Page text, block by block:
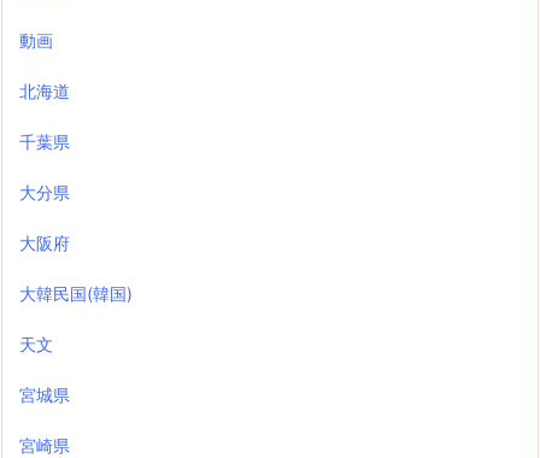
動画
北海道
千葉県
大分県
大阪府
大韓民国(韓国)
天文
宮城県
宮崎県